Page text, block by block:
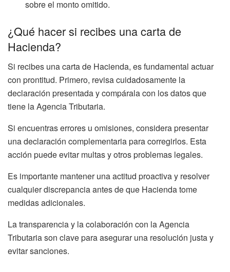
sobre el monto omitido.
¿Qué hacer si recibes una carta de
Hacienda?
Si recibes una carta de Hacienda, es fundamental actuar
con prontitud. Primero, revisa cuidadosamente la
declaración presentada y compárala con los datos que
tiene la Agencia Tributaria.
Si encuentras errores u omisiones, considera presentar
una declaración complementaria para corregirlos. Esta
acción puede evitar multas y otros problemas legales.
Es importante mantener una actitud proactiva y resolver
cualquier discrepancia antes de que Hacienda tome
medidas adicionales.
La transparencia y la colaboración con la Agencia
Tributaria son clave para asegurar una resolución justa y
evitar sanciones.